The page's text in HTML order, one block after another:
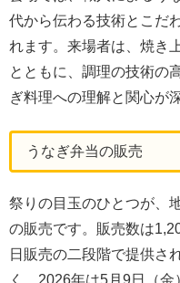
代から伝わる技術とこだ
れます。来場者は、焼き
とともに、調理の技術の
ぎ料理への理解と関心が
うなぎ弁当の販売
祭りの目玉のひとつが、
の販売です。販売数は
日販売の二段階で提供さ
く、2026年は5月9日（